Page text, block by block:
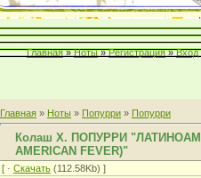
Главная » Ноты » Регистрация » Вход
Главная » Ноты » Попурри » Попурри
Колаш Х. ПОПУРРИ
AMERICAN FEVER)"
[ · Скачать (112.58Kb) ]